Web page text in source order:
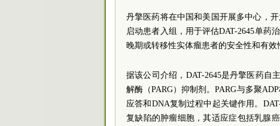
丹擎医药将在中国和美国开展多中心，
启动患者入组，用于评估DAT-2645单药
晚期或转移性实体瘤患者的安全性和有效
据该公司介绍，DAT-2645是丹擎医药自
解酶（PARG）抑制剂。PARG与多聚
应答和DNA复制过程中起关键作用。
复缺陷的肿瘤细胞，其适应症包括乳腺